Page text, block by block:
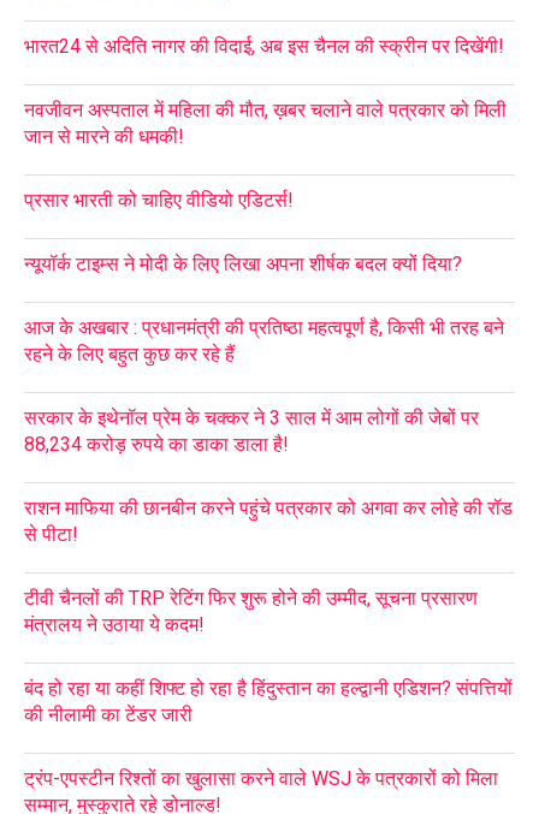
भारत24 से अदिति नागर की विदाई, अब इस चैनल की स्क्रीन पर दिखेंगी!
नवजीवन अस्पताल में महिला की मौत, ख़बर चलाने वाले पत्रकार को मिली
जान से मारने की धमकी!
प्रसार भारती को चाहिए वीडियो एडिटर्स!
न्यूयॉर्क टाइम्स ने मोदी के लिए लिखा अपना शीर्षक बदल क्यों दिया?
आज के अखबार : प्रधानमंत्री की प्रतिष्ठा महत्वपूर्ण है, किसी भी तरह बने
रहने के लिए बहुत कुछ कर रहे हैं
सरकार के इथेनॉल प्रेम के चक्कर ने 3 साल में आम लोगों की जेबों पर
88,234 करोड़ रुपये का डाका डाला है!
राशन माफिया की छानबीन करने पहुंचे पत्रकार को अगवा कर लोहे की रॉड
से पीटा!
टीवी चैनलों की TRP रेटिंग फिर शुरू होने की उम्मीद, सूचना प्रसारण
मंत्रालय ने उठाया ये कदम!
बंद हो रहा या कहीं शिफ्ट हो रहा है हिंदुस्तान का हल्द्वानी एडिशन? संपत्तियों
की नीलामी का टेंडर जारी
ट्रंप-एपस्टीन रिश्तों का खुलासा करने वाले WSJ के पत्रकारों को मिला
सम्मान, मुस्कुराते रहे डोनाल्ड!